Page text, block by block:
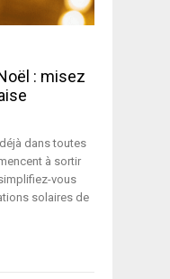
: misez
dans toutes
à sortir
vous
solaires de